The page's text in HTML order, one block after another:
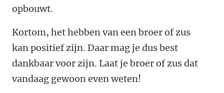
opbouwt.
Kortom, het hebben van een broer of zus
kan positief zijn. Daar mag je dus best
dankbaar voor zijn. Laat je broer of zus dat
vandaag gewoon even weten!